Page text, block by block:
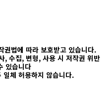
권법에 따라 보호받고 있습니다.
, 수집, 변형, 사용 시 저작권 위반
있습니다
일체 허용하지 않습니다.